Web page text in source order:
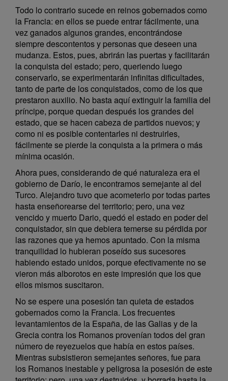
Todo lo contrario sucede en reinos gobernados como
la Francia: en ellos se puede entrar fácilmente, una
vez ganados algunos grandes, encontrándose
siempre descontentos y personas que deseen una
mudanza. Estos, pues, abrirán las puertas y facilitarán
la conquista del estado; pero, queriendo luego
conservarlo, se experimentarán infinitas dificultades,
tanto de parte de los conquistados, como de los que
prestaron auxilio. No basta aquí extinguir la familia del
príncipe, porque quedan después los grandes del
estado, que se hacen cabeza de partidos nuevos; y
como ni es posible contentarles ni destruirles,
fácilmente se pierde la conquista a la primera o más
mínima ocasión.
Ahora pues, considerando de qué naturaleza era el
gobierno de Darío, le encontramos semejante al del
Turco. Alejandro tuvo que acometerlo por todas partes
hasta enseñorearse del territorio; pero, una vez
vencido y muerto Dario, quedó el estado en poder del
conquistador, sin que debiera temerse su pérdida por
las razones que ya hemos apuntado. Con la misma
tranquilidad lo hubieran poseído sus sucesores
habiendo estado unidos, porque efectivamente no se
vieron más alborotos en este impresión que los que
ellos mismos suscitaron.
No se espere una posesión tan quieta de estados
gobernados como la Francia. Los frecuentes
levantamientos de la España, de las Galias y de la
Grecia contra los Romanos provenían todos del gran
número de reyezuelos que había en estos países.
Mientras subsistieron semejantes señores, fue para
los Romanos inestable y peligrosa la posesión de este